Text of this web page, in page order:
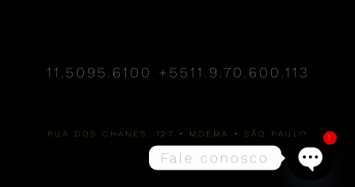
11.5095.6100 +5511.9.70.600.113
RUA DOS CHANÉS, 127 • MOEMA • SÃO PAULO
Fale conosco
1